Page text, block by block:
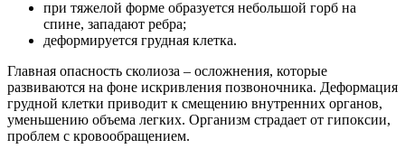
при тяжелой форме образуется небольшой горб на
спине, западают ребра;
деформируется грудная клетка.
Главная опасность сколиоза – осложнения, которые
развиваются на фоне искривления позвоночника. Деформация
грудной клетки приводит к смещению внутренних органов,
уменьшению объема легких. Организм страдает от гипоксии,
проблем с кровообращением.